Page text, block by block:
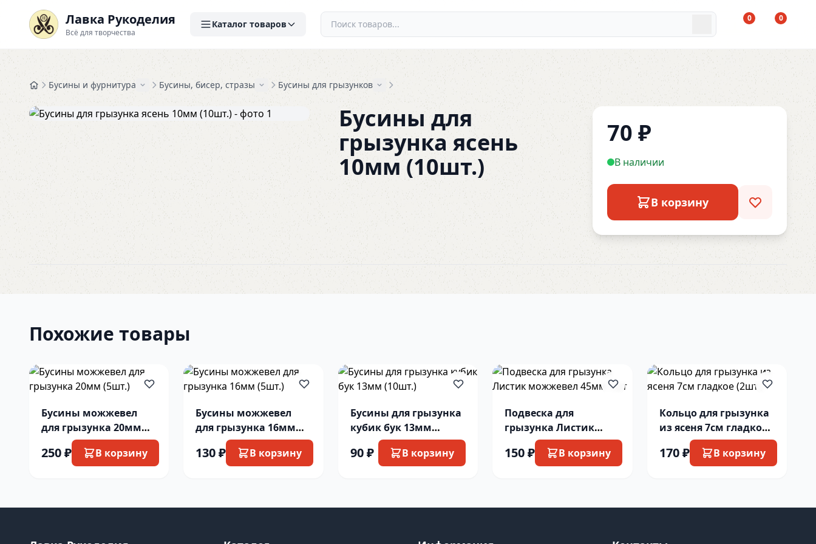
Лавка Рукоделия
Всё для творчества
Каталог товаров
0 0
Бусины и фурнитура Бусины, бисер, стразы Бусины для грызунков
Бусины для
грызунка ясень
10мм (10шт.)
70 ₽
В наличии
В корзину
Похожие товары
Бусины можжевел
для грызунка 20мм
250 ₽ В корзину
Бусины можжевел
для грызунка 16мм
130 ₽ В корзину
Бусины для грызунка
кубик бук 13мм
(10шт.)
90 ₽ В корзину
Подвеска для
грызунка Листик
можжевел 45мм 1шт
150 ₽ В корзину
Кольцо для грызунка
из ясеня 7см гладкое
170 ₽ В корзину